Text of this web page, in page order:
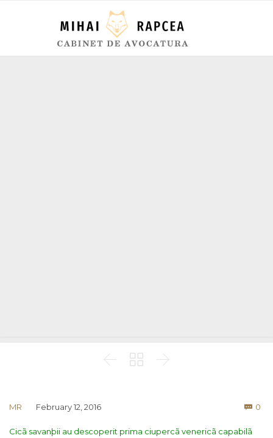
  
MR February 12, 2016  0
Cicã savanþii au descoperit prima ciupercã venericã capabilã